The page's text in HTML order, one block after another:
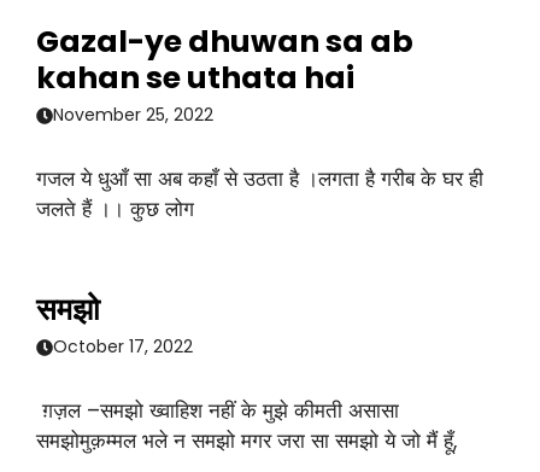
Gazal-ye dhuwan sa ab
kahan se uthata hai
November 25, 2022
गजल ये धुआँ सा अब कहाँ से उठता है ।लगता है गरीब के घर ही
जलते हैं ।। कुछ लोग
समझो
October 17, 2022
ग़ज़ल –समझो ख्वाहिश नहीं के मुझे कीमती असासा
समझोमुक़म्मल भले न समझो मगर जरा सा समझो ये जो मैं हूँ,